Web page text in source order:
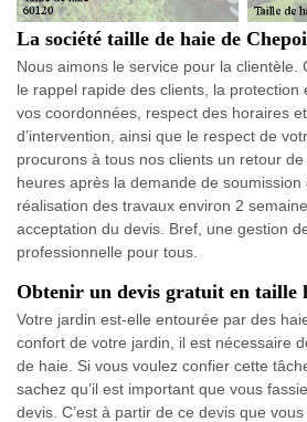
La société taille de haie de
Nous aimons le service pour la clientèle.
le rappel rapide des clients, la protection
vos coordonnées, respect des horaires
d’intervention, ainsi que le respect de
procurons à tous nos clients un retour
heures après la demande de
réalisation des travaux environ 2
acceptation du devis. Bref, une gestion
professionnelle pour tous.
Obtenir un devis gratuit en taille
Votre jardin est-elle entourée par des
confort de votre jardin, il est nécessaire
de haie. Si vous voulez confier cette
sachez qu’il est important que vous
devis. C’est à partir de ce devis que